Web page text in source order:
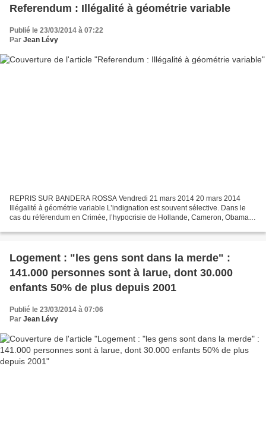
Referendum : Illégalité à géométrie variable
Publié le 23/03/2014 à 07:22
Par Jean Lévy
REPRIS SUR BANDERA ROSSA Vendredi 21 mars 2014 20 mars 2014
Illégalité à géométrie variable L’indignation est souvent sélective. Dans le
cas du référendum en Crimée, l’hypocrisie de Hollande, Cameron, Obama et
Logement : "les gens sont dans la merde" :
141.000 personnes sont à larue, dont 30.000
enfants 50% de plus depuis 2001
Publié le 23/03/2014 à 07:06
Par Jean Lévy